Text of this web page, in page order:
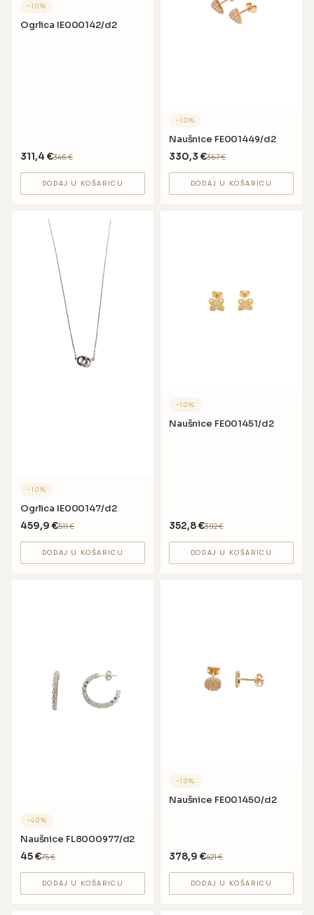
−10%
Ogrlica IE000142/d2
311,4 €346€
DODAJ U KOŠARICU
−10%
Naušnice FE001449/d2
330,3 €367€
DODAJ U KOŠARICU
−10%
Ogrlica IE000147/d2
459,9 €511€
DODAJ U KOŠARICU
−10%
Naušnice FE001451/d2
352,8€392€
DODAJ U KOŠARICU
−40%
Naušnice FL8000977/d2
45€75€
DODAJ U KOŠARICU
−10%
Naušnice FE001450/d2
378,9 €421€
DODAJ U KOŠARICU